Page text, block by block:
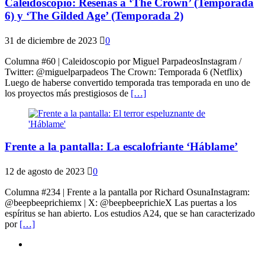
Caleidoscopio: Reseñas a ‘The Crown’ (Temporada
6) y ‘The Gilded Age’ (Temporada 2)
31 de diciembre de 2023 0
Columna #60 | Caleidoscopio por Miguel ParpadeosInstagram /
Twitter: @miguelparpadeos The Crown: Temporada 6 (Netflix)
Luego de haberse convertido temporada tras temporada en uno de
los proyectos más prestigiosos de […]
Frente a la pantalla: La escalofriante ‘Háblame’
12 de agosto de 2023 0
Columna #234 | Frente a la pantalla por Richard OsunaInstagram:
@beepbeeprichiemx | X: @beepbeeprichieX Las puertas a los
espíritus se han abierto. Los estudios A24, que se han caracterizado
por […]